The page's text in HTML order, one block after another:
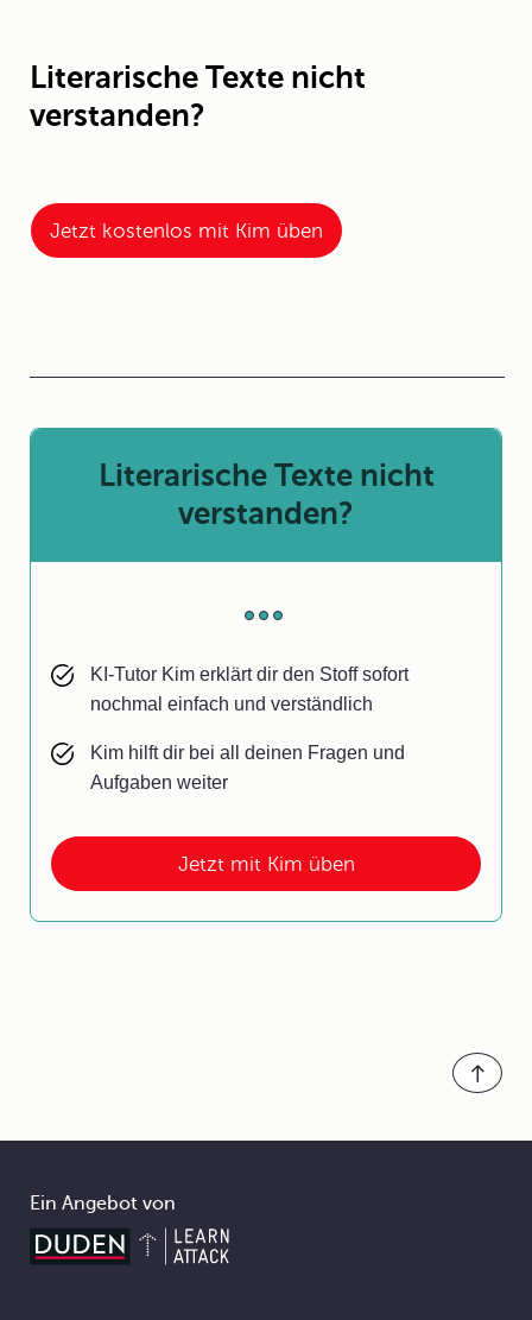
Literarische Texte nicht
verstanden?
Jetzt kostenlos mit Kim üben
Jetzt mit Kim üben
Literarische Texte nicht
verstanden?
KI-Tutor Kim erklärt dir den Stoff sofort
nochmal einfach und verständlich
Kim hilft dir bei all deinen Fragen und
Aufgaben weiter
Ein Angebot von